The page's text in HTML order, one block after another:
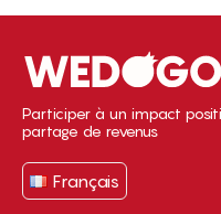
Participer à un impact
partage de revenus
Français